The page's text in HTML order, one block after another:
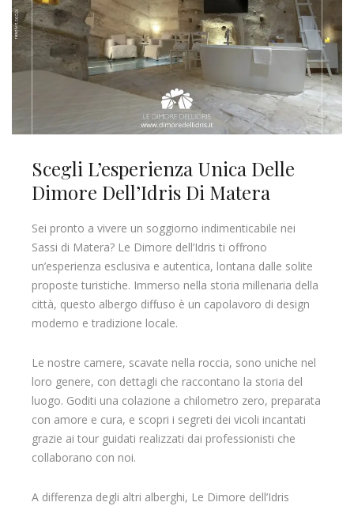
Scegli L’esperienza Unica Delle
Dimore Dell’Idris Di Matera
Sei pronto a vivere un soggiorno indimenticabile nei
Sassi di Matera? Le Dimore dell’Idris ti offrono
un’esperienza esclusiva e autentica, lontana dalle solite
proposte turistiche. Immerso nella storia millenaria della
città, questo albergo diffuso è un capolavoro di design
moderno e tradizione locale.
Le nostre camere, scavate nella roccia, sono uniche nel
loro genere, con dettagli che raccontano la storia del
luogo. Goditi una colazione a chilometro zero, preparata
con amore e cura, e scopri i segreti dei vicoli incantati
grazie ai tour guidati realizzati dai professionisti che
collaborano con noi.
A differenza degli altri alberghi, Le Dimore dell’Idris